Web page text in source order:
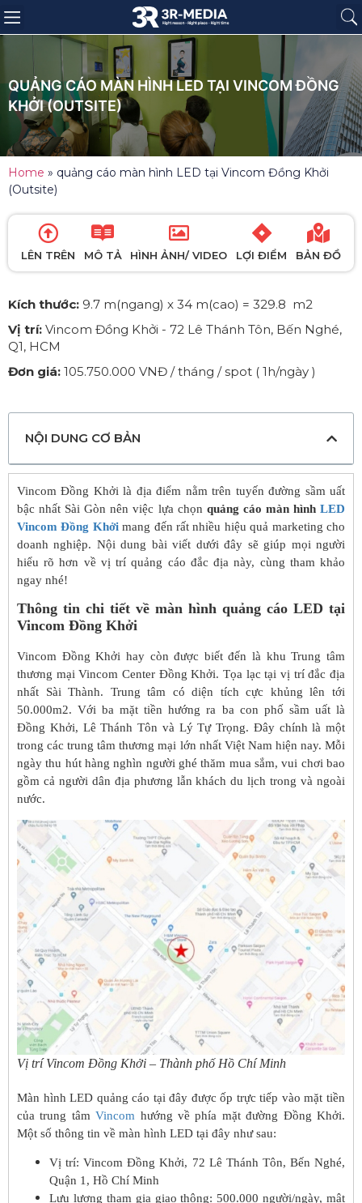
QUẢNG CÁO MÀN HÌNH LED TẠI VINCOM ĐỒNG
KHỞI (OUTSITE)
Home » quảng cáo màn hình LED tại Vincom Đồng Khởi
(Outsite)
LÊN TRÊN MÔ TẢ HÌNH ẢNH/ VIDEO LỢI ĐIỂM BẢN ĐỒ
Kích thước: 9.7 m(ngang) x 34 m(cao) = 329.8 m2
Vị trí: Vincom Đồng Khởi - 72 Lê Thánh Tôn, Bến Nghé,
Q1, HCM
Đơn giá: 105.750.000 VNĐ / tháng / spot ( 1h/ngày )
NỘI DUNG CƠ BẢN
Vincom Đồng Khởi là địa điểm nằm trên tuyến đường sầm uất
bậc nhất Sài Gòn nên việc lựa chọn quảng cáo màn hìnhLED
Vincom Đồng Khởimang đến rất nhiều hiệu quả marketing cho
doanh nghiệp. Nội dung bài viết dưới đây sẽ giúp mọi người
hiểu rõ hơn về vị trí quảng cáo đắc địa này, cùng tham khảo
ngay nhé!
Thông tin chi tiết về màn hình quảng cáo LED tại
Vincom Đồng Khởi
Vincom Đồng Khởi hay còn được biết đến là khu Trung tâm
thương mại Vincom Center Đồng Khởi. Tọa lạc tại vị trí đắc địa
nhất Sài Thành. Trung tâm có diện tích cực khủng lên tới
50.000m2. Với ba mặt tiền hướng ra ba con phố sầm uất là
Đồng Khởi, Lê Thánh Tôn và Lý Tự Trọng. Đây chính là một
trong các trung tâm thương mại lớn nhất Việt Nam hiện nay. Mỗi
ngày thu hút hàng nghìn người ghé thăm mua sắm, vui chơi bao
gồm cả người dân địa phương lẫn khách du lịch trong và ngoài
nước.
Vị trí Vincom Đồng Khởi – Thành phố Hồ Chí Minh
Màn hình LED quảng cáo tại đây được ốp trực tiếp vào mặt tiền
của trung tâmVincom hướng về phía mặt đường Đồng Khởi.
Một số thông tin về màn hình LED tại đây như sau:
Vị trí: Vincom Đồng Khởi, 72 Lê Thánh Tôn, Bến Nghé,
Quận 1, Hồ Chí Minh
Lưu lượng tham gia giao thông: 500.000 người/ngày, mật